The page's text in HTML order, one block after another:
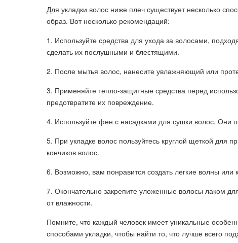
Для укладки волос ниже плеч существует несколько
образ. Вот несколько рекомендаций:
1. Используйте средства для ухода за волосами,
сделать их послушными и блестящими.
2. После мытья волос, нанесите увлажняющий или
3. Применяйте тепло-защитные средства перед
предотвратите их повреждение.
4. Используйте фен с насадками для сушки волос. Они
5. При укладке волос пользуйтесь круглой щеткой для
кончиков волос.
6. Возможно, вам понравится создать легкие волны или
7. Окончательно закрепите уложенные волосы лаком
от влажности.
Помните, что каждый человек имеет уникальные
способами укладки, чтобы найти то, что лучше всего